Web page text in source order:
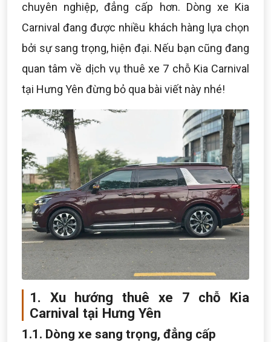
chuyên nghiệp, đẳng cấp hơn. Dòng xe Kia
Carnival đang được nhiều khách hàng lựa chọn
bởi sự sang trọng, hiện đại. Nếu bạn cũng đang
quan tâm về dịch vụ thuê xe 7 chỗ Kia Carnival
tại Hưng Yên đừng bỏ qua bài viết này nhé!
1. Xu hướng thuê xe 7 chỗ Kia
Carnival tại Hưng Yên
1.1. Dòng xe sang trọng, đẳng cấp